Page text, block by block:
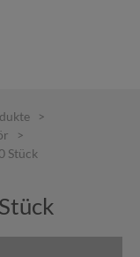
>
>
Stück